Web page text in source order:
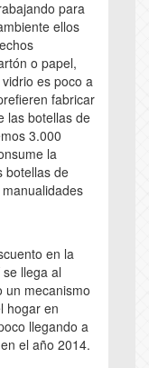
para
ellos
o papel,
es poco a
fabricar
las botellas de
3.000
la
botellas de
en la
llega al
un mecanismo
hogar en
llegando a
el año 2014.